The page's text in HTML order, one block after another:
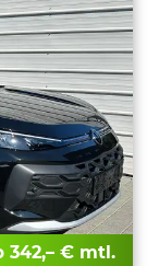
342,– € mtl.